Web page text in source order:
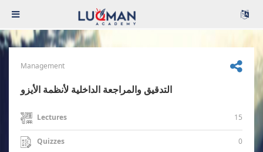
Management
التدقيق والمراجعة الداخلية لأنظمة الأيزو
Lectures 15
Quizzes 0